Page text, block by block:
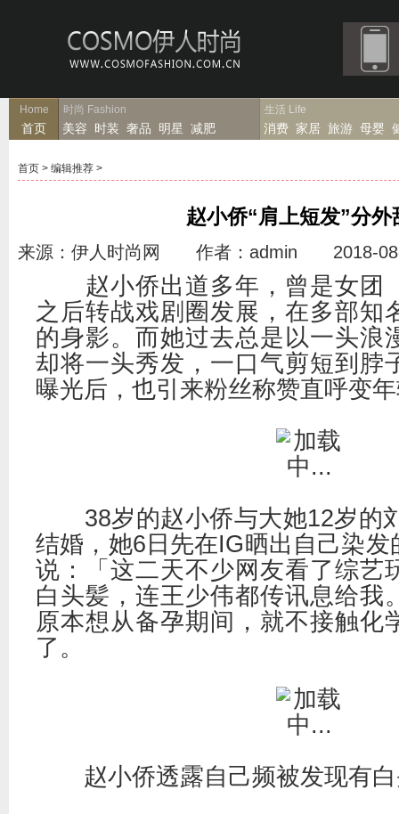
Home
首页
时尚 Fashion
美容 时装 奢品 明星 减肥
生活 Life
消费 家居 旅游 母婴
首页 > 编辑推荐 >
赵小侨“肩上短发”分外
来源：伊人时尚网 作者：admin 2018-
赵小侨出道多年，曾是女团
之后转战戏剧圈发展，在多部知
的身影。而她过去总是以一头浪
却将一头秀发，一口气剪短到脖
曝光后，也引来粉丝称赞直呼变
38岁的赵小侨与大她12岁的
结婚 ，她6日先在IG晒出自己染
说：「这二天不少网友看了综艺
白头髪，连王少伟都传讯息给我
原本想从备孕期间，就不接触化
了。
赵小侨透露自己频被发现有白